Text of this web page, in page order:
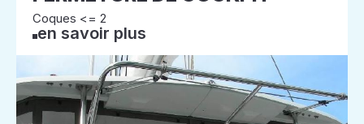
Coques <= 2
en savoir plus